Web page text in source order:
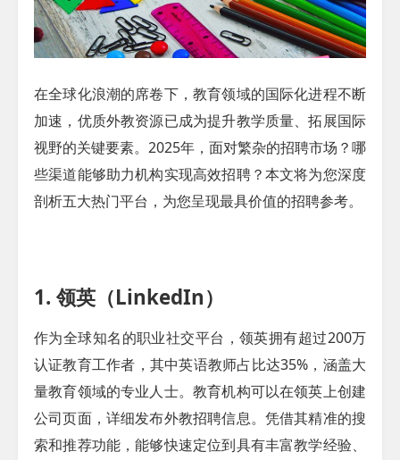
在全球化浪潮的席卷下，教育领域的国际化进程不断
加速，优质外教资源已成为提升教学质量、拓展国际
视野的关键要素。2025年，面对繁杂的招聘市场？哪
些渠道能够助力机构实现高效招聘？本文将为您深度
剖析五大热门平台，为您呈现最具价值的招聘参考。
1. 领英（LinkedIn）​
作为全球知名的职业社交平台，领英拥有超过200万
认证教育工作者，其中英语教师占比达35%，涵盖大
量教育领域的专业人士。教育机构可以在领英上创建
公司页面，详细发布外教招聘信息。凭借其精准的搜
索和推荐功能，能够快速定位到具有丰富教学经验、